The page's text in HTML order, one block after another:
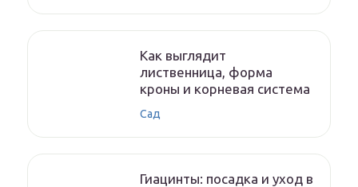
Как выглядит
лиственница, форма
кроны и корневая система
Сад
Гиацинты: посадка и уход в